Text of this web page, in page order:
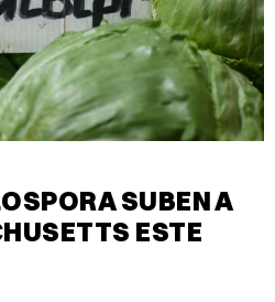
SUBEN A
ESTE